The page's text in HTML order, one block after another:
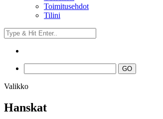
Toimitusehdot
Tilini
Valikko
Hanskat